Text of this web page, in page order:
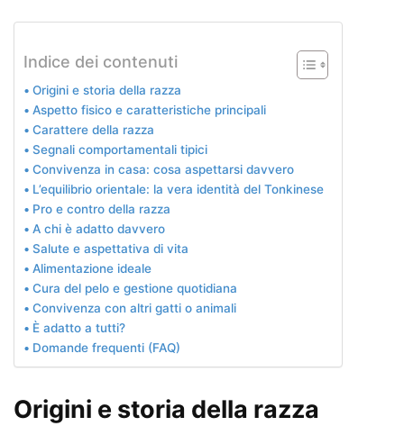
Indice dei contenuti
Origini e storia della razza
Aspetto fisico e caratteristiche principali
Carattere della razza
Segnali comportamentali tipici
Convivenza in casa: cosa aspettarsi davvero
L’equilibrio orientale: la vera identità del Tonkinese
Pro e contro della razza
A chi è adatto davvero
Salute e aspettativa di vita
Alimentazione ideale
Cura del pelo e gestione quotidiana
Convivenza con altri gatti o animali
È adatto a tutti?
Domande frequenti (FAQ)
Origini e storia della razza